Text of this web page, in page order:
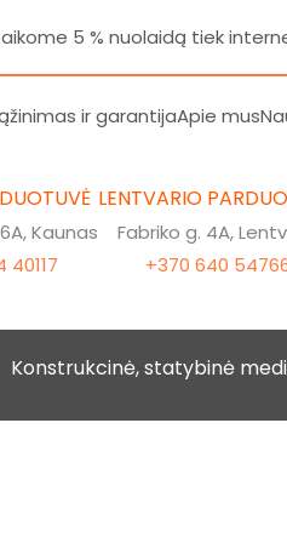
5 % nuolaidą tiek
ir garantijaApie mus
Kaunas
40117
LENTVARIO
Fabriko g. 4A,
+370 640
Konstrukcinė, statybinė